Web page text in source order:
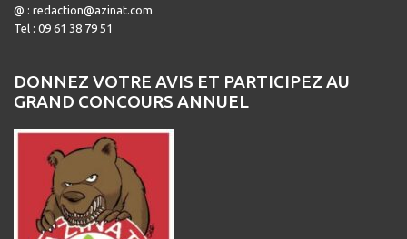
@ : redaction@azinat.com
Tel : 09 61 38 79 51
DONNEZ VOTRE AVIS ET PARTICIPEZ AU
GRAND CONCOURS ANNUEL